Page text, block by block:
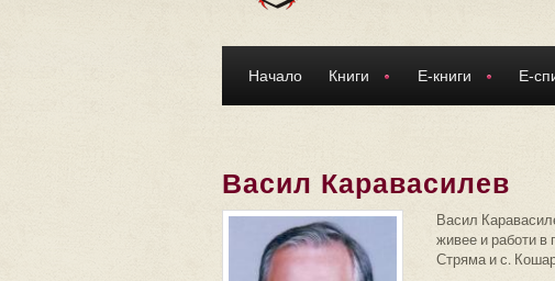
Начало Книги Е-книги Е-
Васил Каравасилев
Васил
живее и работи в
Стряма и с.